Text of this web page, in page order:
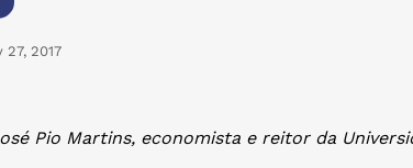
27, 2017
Pio Martins,economista e reitor da